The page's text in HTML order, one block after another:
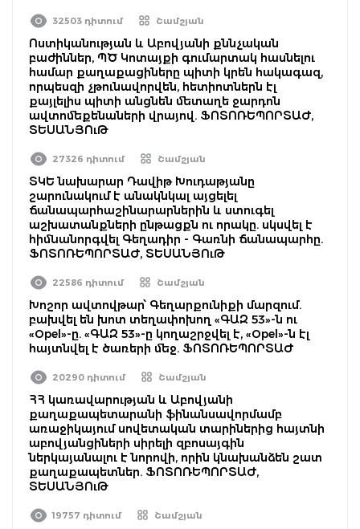
32503 դիտում Շամշյան
Ոստիկանության և Աբովյանի քննչական
բաժիններ, ՊԾ Կոտայքի գումարտակ հասնելու
համար քաղաքացիները պիտի կրեն հակագազ,
որպեսզի չթունավորվեն, հետիոտներն էլ
քայլելիս պիտի անցնեն մետաղե ջարդոն
ավտոմեքենաների վրայով. ՖՈՏՈՌԵՊՈՐՏԱԺ,
ՏԵՍԱՆՅՈւԹ
27326 դիտում Շամշյան
ՏԿԵ նախարար Դավիթ Խուդաթյանը
շարունակում է անակնկալ այցելել
ճանապարհաշինարարներին և ստուգել
աշխատանքների ընթացքն ու որակը. սկսվել է
հիմնանորգվել Գեղադիր - Գառնի ճանապարհը.
ՖՈՏՈՌԵՊՈՐՏԱԺ, ՏԵՍԱՆՅՈւԹ
22586 դիտում Շամշյան
Խոշոր ավտովթար՝ Գեղարքունիքի մարզում.
բախվել են խոտ տեղափոխող «ԳԱԶ 53»-ն ու
«Opel»-ը. «ԳԱԶ 53»-ը կողաշրջվել է, «Opel»-ն էլ
հայտնվել է ծառերի մեջ. ՖՈՏՈՌԵՊՈՐՏԱԺ
20290 դիտում Շամշյան
ՀՀ կառավարության և Աբովյանի
քաղաքապետարանի ֆինանսավորմամբ
առաջիկայում սովետական տարիներից հայտնի
աբովյանցիների սիրելի զբոսայգին
ներկայանալու է նորովի, որին կնախանձեն շատ
քաղաքապետներ. ՖՈՏՈՌԵՊՈՐՏԱԺ,
ՏԵՍԱՆՅՈւԹ
19757 դիտում Շամշյան